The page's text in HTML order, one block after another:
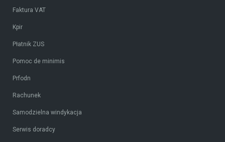
Faktura VAT
Kpir
Płatnik ZUS
Pomoc de minimis
Prfodn
Rachunek
Samodzielna windykacja
Serwis doradcy